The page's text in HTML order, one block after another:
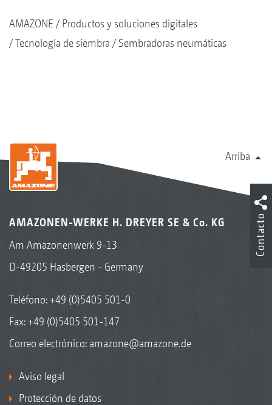
AMAZONE
Productos y soluciones digitales
Tecnología de siembra
Sembradoras neumáticas
Arriba
AMAZONEN-WERKE H. DREYER SE & Co. KG
Am Amazonenwerk 9-13
D-49205 Hasbergen - Germany
Teléfono:+49 (0)5405 501-0
Fax: +49 (0)5405 501-147
Correo electrónico: amazone@amazone.de
Aviso legal
Protección de datos
Contacto